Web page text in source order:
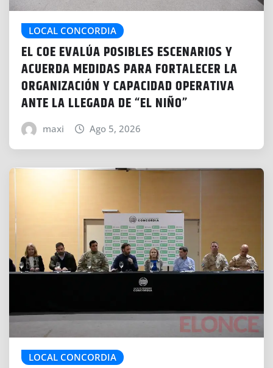
LOCAL CONCORDIA
EL COE EVALÚA POSIBLES ESCENARIOS Y
ACUERDA MEDIDAS PARA FORTALECER LA
ORGANIZACIÓN Y CAPACIDAD OPERATIVA
ANTE LA LLEGADA DE “EL NIÑO”
maxi Ago 5, 2026
LOCAL CONCORDIA